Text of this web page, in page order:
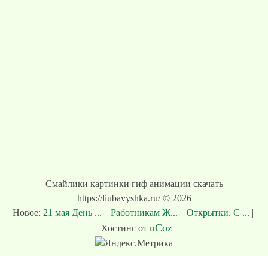
Смайлики картинки гиф анимации скачать
https://liubavyshka.ru/ © 2026
Новое: 21 мая День ... | Работникам Ж... | Открытки. С ... |
Хостинг от uCoz